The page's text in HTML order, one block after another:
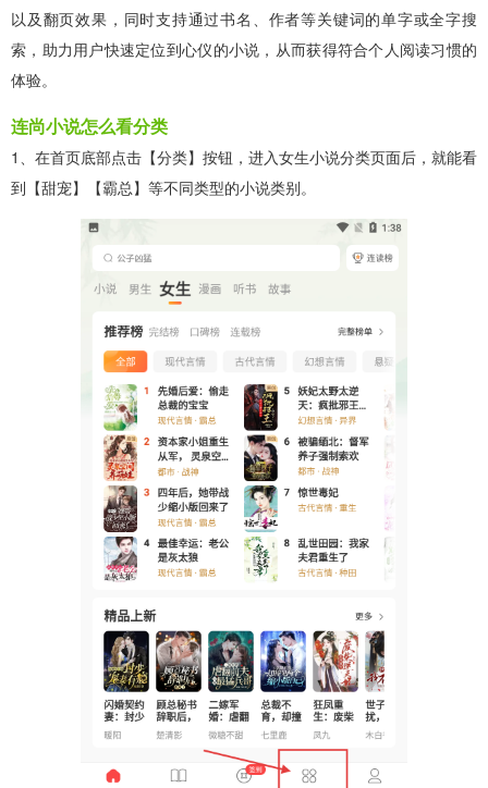
以及翻页效果，同时支持通过书名、作者等关键词的单字或全字搜
索，助力用户快速定位到心仪的小说，从而获得符合个人阅读习惯的
体验。
连尚小说怎么看分类
1、在首页底部点击【分类】按钮，进入女生小说分类页面后，就能看
到【甜宠】【霸总】等不同类型的小说类别。